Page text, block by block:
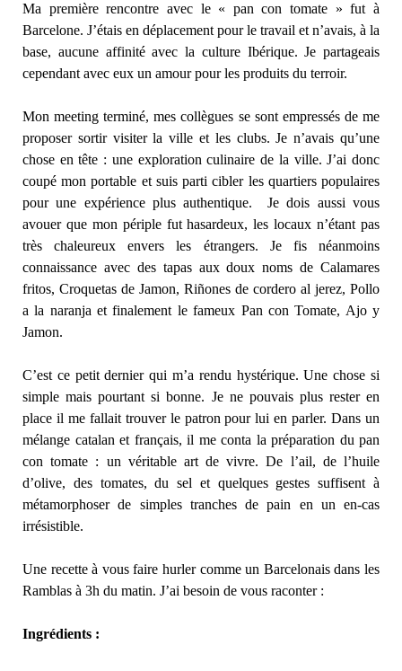
Ma première rencontre avec le « pan con tomate » fut à
Barcelone. J’étais en déplacement pour le travail et n’avais, à la
base, aucune affinité avec la culture Ibérique. Je partageais
cependant avec eux un amour pour les produits du terroir.
Mon meeting terminé, mes collègues se sont empressés de me
proposer sortir visiter la ville et les clubs. Je n’avais qu’une
chose en tête : une exploration culinaire de la ville. J’ai donc
coupé mon portable et suis parti cibler les quartiers populaires
pour une expérience plus authentique. Je dois aussi vous
avouer que mon périple fut hasardeux, les locaux n’étant pas
très chaleureux envers les étrangers. Je fis néanmoins
connaissance avec des tapas aux doux noms de Calamares
fritos, Croquetas de Jamon, Riñones de cordero al jerez, Pollo
a la naranja et finalement le fameux Pan con Tomate, Ajo y
Jamon.
C’est ce petit dernier qui m’a rendu hystérique. Une chose si
simple mais pourtant si bonne. Je ne pouvais plus rester en
place il me fallait trouver le patron pour lui en parler. Dans un
mélange catalan et français, il me conta la préparation du pan
con tomate : un véritable art de vivre. De l’ail, de l’huile
d’olive, des tomates, du sel et quelques gestes suffisent à
métamorphoser de simples tranches de pain en un en-cas
irrésistible.
Une recette à vous faire hurler comme un Barcelonais dans les
Ramblas à 3h du matin. J’ai besoin de vous raconter :
Ingrédients :